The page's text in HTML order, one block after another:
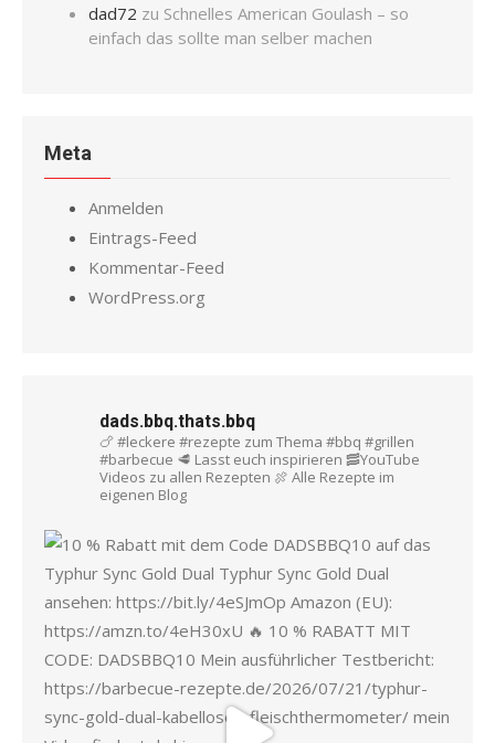
dad72 zu Schnelles American Goulash – so
einfach das sollte man selber machen
Meta
Anmelden
Eintrags-Feed
Kommentar-Feed
WordPress.org
dads.bbq.thats.bbq
🍗 #leckere #rezepte zum Thema #bbq #grillen
#barbecue 🥩 Lasst euch inspirieren 🥓YouTube
Videos zu allen Rezepten 🍖 Alle Rezepte im
eigenen Blog